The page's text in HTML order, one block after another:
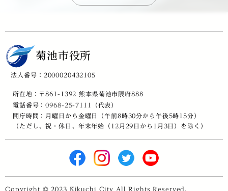
菊池市役所
法人番号：2000020432105
所在地：〒861-1392 熊本県菊池市隈府888
電話番号：0968-25-7111
（代表）
開庁時間：月曜日から金曜日（午前8時30分から午後5時15分）
（ただし、祝・休日、年末年始（12月29日から1月3日）を除く）
Copyright © 2023 Kikuchi City All Rights Reserved.